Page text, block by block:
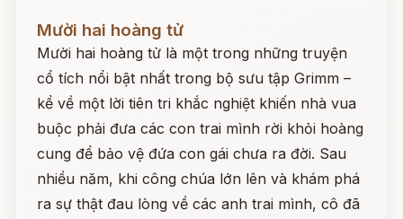
Mười hai hoàng tử
Mười hai hoàng tử là một trong những truyện
cổ tích nổi bật nhất trong bộ sưu tập Grimm –
kể về một lời tiên tri khắc nghiệt khiến nhà vua
buộc phải đưa các con trai mình rời khỏi hoàng
cung để bảo vệ đứa con gái chưa ra đời. Sau
nhiều năm, khi công chúa lớn lên và khám phá
ra sự thật đau lòng về các anh trai mình, cô đã